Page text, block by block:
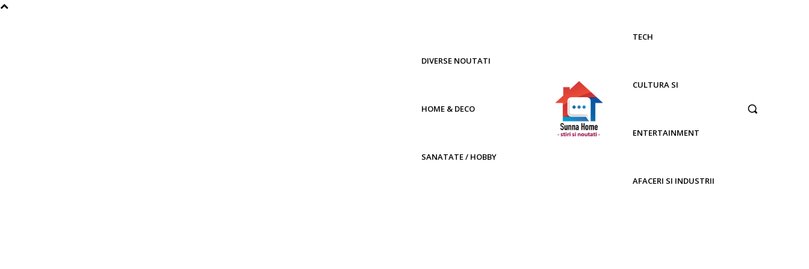
DIVERSE NOUTATI
HOME & DECO
SANATATE / HOBBY
TECH
CULTURA SI
ENTERTAINMENT
AFACERI SI INDUSTRII